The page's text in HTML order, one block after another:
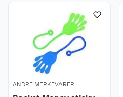
ANDRE MERKEVARER